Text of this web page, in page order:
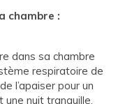
chambre :
dans sa chambre
respiratoire de
l’apaiser pour un
nuit tranquille.